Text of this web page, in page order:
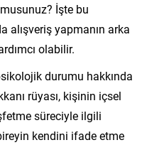
İşte bu
alışveriş yapmanın arka
olabilir.
durumu hakkında
rüyası, kişinin içsel
süreciyle ilgili
kendini ifade etme